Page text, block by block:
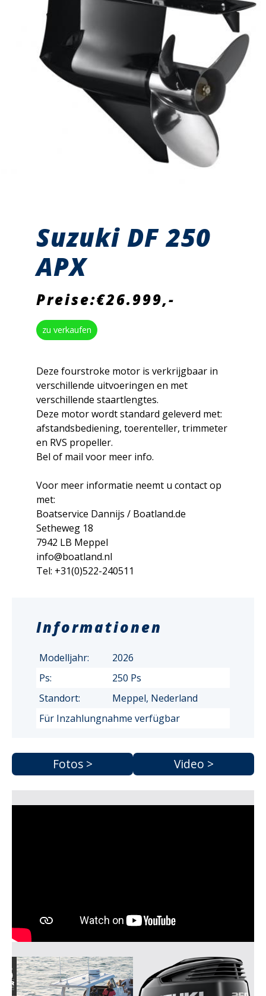
Suzuki DF 250
APX
Preise:€26.999,-
zu verkaufen
Deze fourstroke motor is verkrijgbaar in
verschillende uitvoeringen en met
verschillende staartlengtes.
Deze motor wordt standard geleverd met:
afstandsbediening, toerenteller, trimmeter
en RVS propeller.
Bel of mail voor meer info.
Voor meer informatie neemt u contact op
met:
Boatservice Dannijs / Boatland.de
Setheweg 18
7942 LB Meppel
info@boatland.nl
Tel: +31(0)522-240511
Informationen
Modelljahr:
2026
Ps:
250 Ps
Standort:
Meppel, Nederland
Für Inzahlungnahme verfügbar
Fotos > Video >